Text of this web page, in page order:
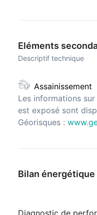
Eléments
Descriptif technique
Assainissement
Les informations
est exposé sont
Géorisques :
Bilan énergétique